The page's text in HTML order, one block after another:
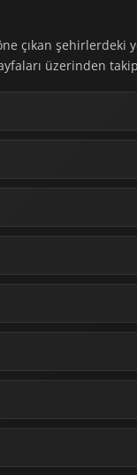
çıkan şehirlerdeki
üzerinden